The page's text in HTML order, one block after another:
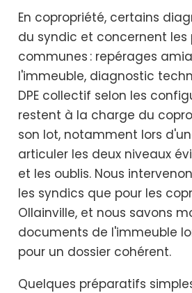
En copropriété, certains
du syndic et concernent les
communes : repérages
l'immeuble, diagnostic
DPE collectif selon les
restent à la charge du
son lot, notamment lors
articuler les deux niveaux
et les oublis. Nous
les syndics que pour les
Ollainville, et nous savons
documents de l'immeuble
pour un dossier cohérent.
Quelques préparatifs